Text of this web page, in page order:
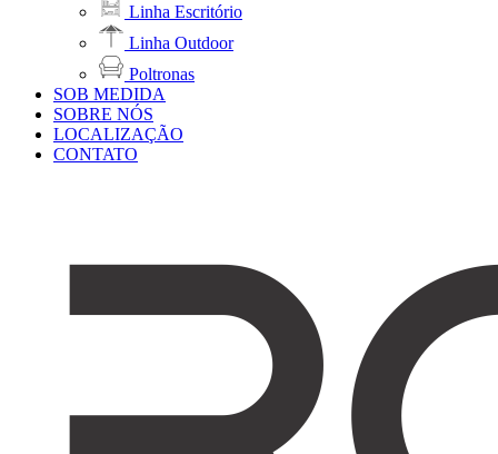
Linha Escritório
Linha Outdoor
Poltronas
SOB MEDIDA
SOBRE NÓS
LOCALIZAÇÃO
CONTATO